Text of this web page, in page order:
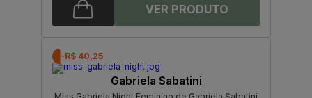
-R$ 40,25
Gabriela Sabatini